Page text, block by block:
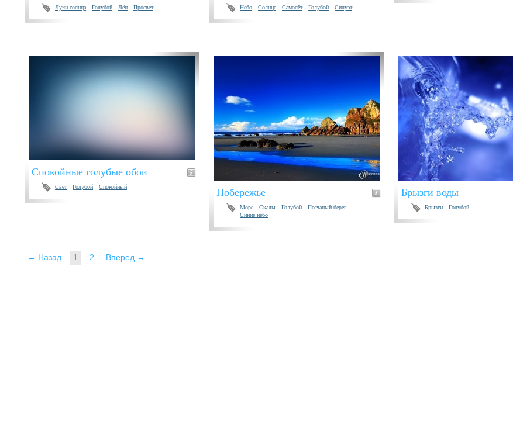
Лучи солнца Голубой Лён Просвет Небо Солнце Самолёт Голубой Силуэт
Спокойные голубые обои
Свет Голубой Спокойный Побережье
Море Скалы Голубой
Песчаный берег
Синие небо
Брызги воды
Брызги Голубой
← Назад 1 2 Вперед →